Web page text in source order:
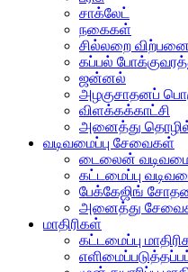
சாக்லேட்
நகைகள்
சில்லறை விற்பனை
கப்பல்
ஜன்னல்
அழகுசாதனப்
விளக்கக்காட்சி
அனைத்து
வடிவமைப்பு சேவைகள்
டைலைன்
கட்டமைப்பு
பேக்கேஜிங்
அனைத்து
மாதிரிகள்
கட்டமைப்பு